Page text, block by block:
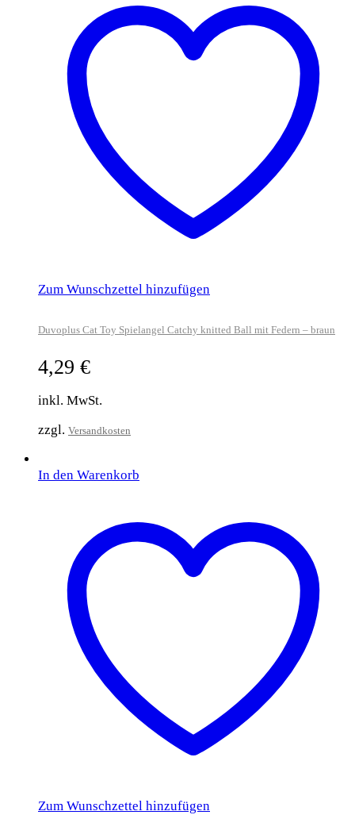
Zum Wunschzettel hinzufügen
Duvoplus Cat Toy Spielangel Catchy knitted Ball mit Federn – braun
4,29 €
inkl. MwSt.
zzgl. Versandkosten
In den Warenkorb
Zum Wunschzettel hinzufügen